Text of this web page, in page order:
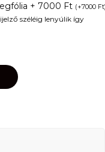
+ 7000 Ft (+7000 Ft
széléig lenyúlik így